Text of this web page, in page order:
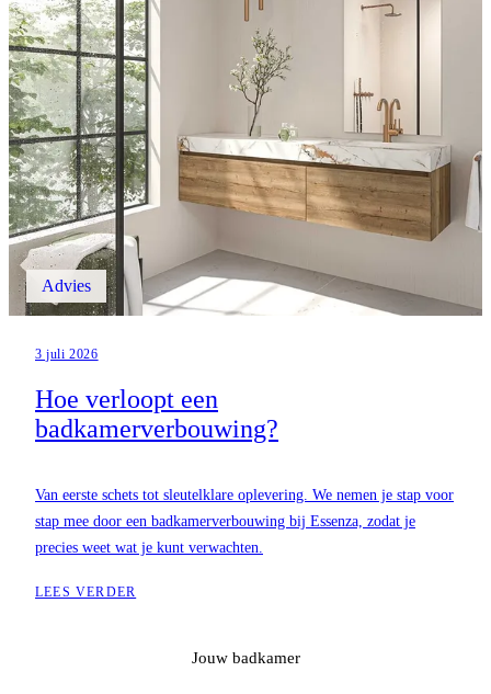
Advies
3 juli 2026
Hoe verloopt een
badkamerverbouwing?
Van eerste schets tot sleutelklare oplevering. We nemen je stap voor
stap mee door een badkamerverbouwing bij Essenza, zodat je
precies weet wat je kunt verwachten.
LEES VERDER
Jouw badkamer